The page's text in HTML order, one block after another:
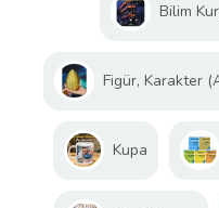
Bilim
Figür, Karakter
Kupa